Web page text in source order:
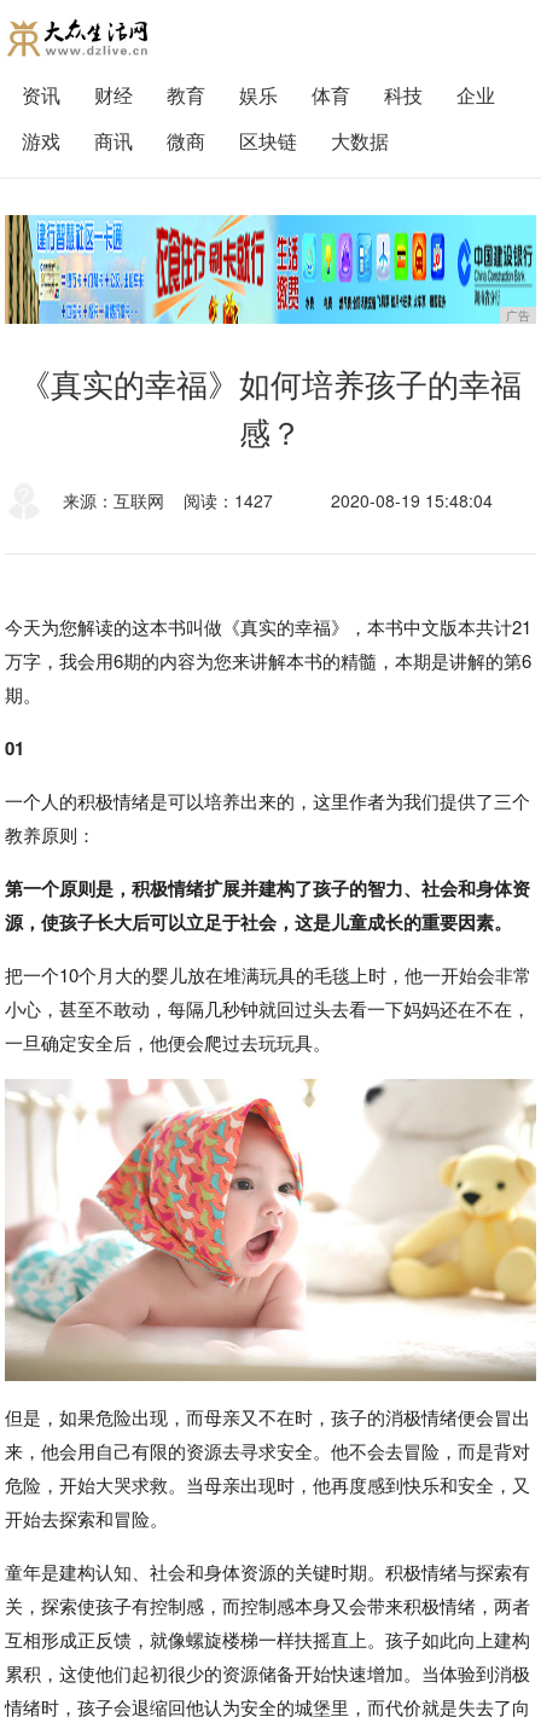
资讯 财经 教育 娱乐 体育 科技
企业
游戏
商讯 微商 区块链 大数据
广告
《真实的幸福》如何培养孩子的幸福
感？
来源：互联网 阅读：1427 2020-08-19 15:48:04
今天为您解读的这本书叫做《真实的幸福》，本书中文版本共计21
万字，我会用6期的内容为您来讲解本书的精髓，本期是讲解的第6
期。
01
一个人的积极情绪是可以培养出来的，这里作者为我们提供了三个
教养原则：
第一个原则是，积极情绪扩展并建构了孩子的智力、社会和身体资
源，使孩子长大后可以立足于社会，这是儿童成长的重要因素。
把一个10个月大的婴儿放在堆满玩具的毛毯上时，他一开始会非常
小心，甚至不敢动，每隔几秒钟就回过头去看一下妈妈还在不在，
一旦确定安全后，他便会爬过去玩玩具。
但是，如果危险出现，而母亲又不在时，孩子的消极情绪便会冒出
来，他会用自己有限的资源去寻求安全。他不会去冒险，而是背对
危险，开始大哭求救。当母亲出现时，他再度感到快乐和安全，又
开始去探索和冒险。
童年是建构认知、社会和身体资源的关键时期。积极情绪与探索有
关，探索使孩子有控制感，而控制感本身又会带来积极情绪，两者
互相形成正反馈，就像螺旋楼梯一样扶摇直上。孩子如此向上建构
累积，这使他们起初很少的资源储备开始快速增加。当体验到消极
情绪时，孩子会退缩回他认为安全的城堡里，而代价就是失去了向